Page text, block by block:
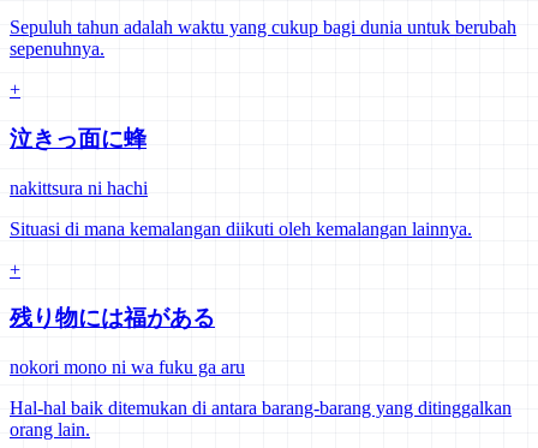
Sepuluh tahun adalah waktu yang cukup bagi dunia untuk berubah
sepenuhnya.
+
泣きっ面に蜂
nakittsura ni hachi
Situasi di mana kemalangan diikuti oleh kemalangan lainnya.
+
残り物には福がある
nokori mono ni wa fuku ga aru
Hal-hal baik ditemukan di antara barang-barang yang ditinggalkan
orang lain.